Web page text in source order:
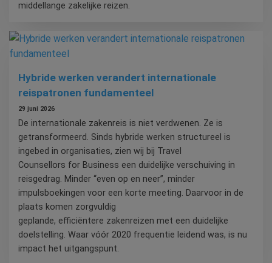
middellange zakelijke reizen.
Hybride werken verandert internationale
reispatronen fundamenteel
29 juni 2026
De internationale zakenreis is niet verdwenen. Ze is
getransformeerd. Sinds hybride werken structureel is
ingebed in organisaties, zien wij bij Travel
Counsellors for Business een duidelijke verschuiving in
reisgedrag. Minder “even op en neer”, minder
impulsboekingen voor een korte meeting. Daarvoor in de
plaats komen zorgvuldig
geplande, efficiëntere zakenreizen met een duidelijke
doelstelling. Waar vóór 2020 frequentie leidend was, is nu
impact het uitgangspunt.